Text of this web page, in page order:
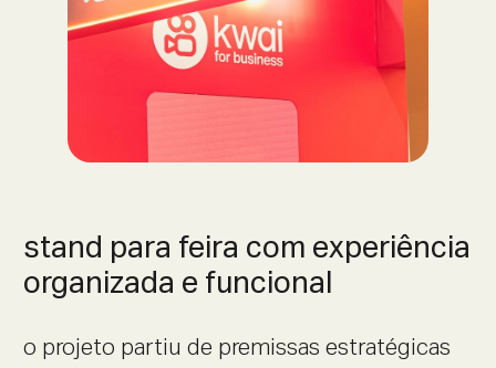
stand para feira com experiência
organizada e funcional
o projeto partiu de premissas estratégicas